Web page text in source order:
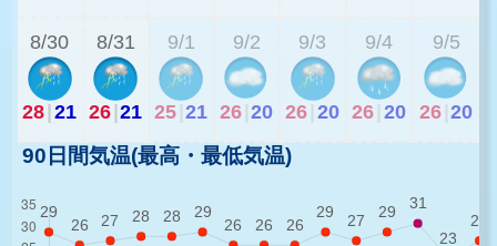
8/30
28|21
8/31
26|21
9/1
25 21
9/2
26 20
9/3
26 20
9/4
26 20
9/5
26 20
90日間気温(最高・最低気温)